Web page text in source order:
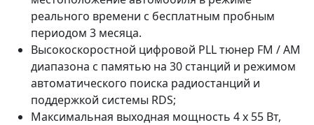
реального времени с бесплатным пробным
периодом 3 месяца.
Высокоскоростной цифровой PLL тюнер FM / AM
диапазона с памятью на 30 станций и режимом
автоматического поиска радиостанций и
поддержкой системы RDS;
Максимальная выходная мощность 4 х 55 Вт,